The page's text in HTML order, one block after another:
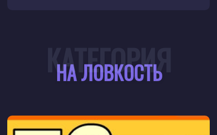
НА ЛОВКОСТЬ
КАТЕГОРИЯ